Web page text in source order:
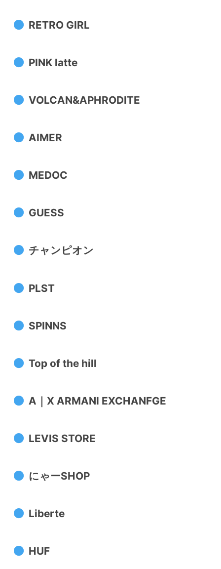
RETRO GIRL
PINK latte
VOLCAN&APHRODITE
AIMER
MEDOC
GUESS
チャンピオン
PLST
SPINNS
Top of the hill
A｜X ARMANI EXCHANFGE
LEVIS STORE
にゃーSHOP
Liberte
HUF